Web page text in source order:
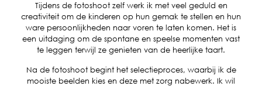
Tijdens de fotoshoot zelf werk ik met veel geduld en
creativiteit om de kinderen op hun gemak te stellen en hun
ware persoonlijkheden naar voren te laten komen. Het is
een uitdaging om de spontane en speelse momenten vast
te leggen terwijl ze genieten van de heerlijke taart.
Na de fotoshoot begint het selectieproces, waarbij ik de
mooiste beelden kies en deze met zorg nabewerk. Ik wil